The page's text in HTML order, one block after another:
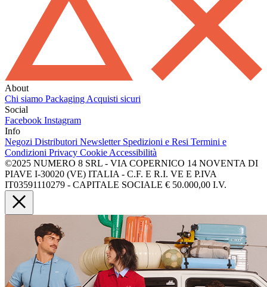
About
Chi siamo Packaging Acquisti sicuri
Social
Facebook Instagram
Info
Negozi Distributori Newsletter Spedizioni e Resi Termini e
Condizioni Privacy Cookie Accessibilità
©2025 NUMERO 8 SRL - VIA COPERNICO 14 NOVENTA DI
PIAVE I-30020 (VE) ITALIA - C.F. E R.I. VE E P.IVA
IT03591110279 - CAPITALE SOCIALE € 50.000,00 I.V.